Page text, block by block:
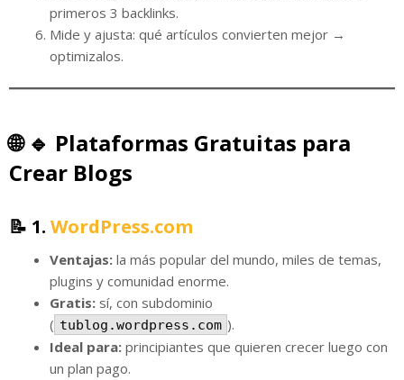
primeros 3 backlinks.
Mide y ajusta: qué artículos convierten mejor →
optimizalos.
🌐 🔹 Plataformas Gratuitas para
Crear Blogs
📝 1. WordPress.com
Ventajas: la más popular del mundo, miles de temas,
plugins y comunidad enorme.
Gratis: sí, con subdominio
( tublog.wordpress.com ).
Ideal para: principiantes que quieren crecer luego con
un plan pago.